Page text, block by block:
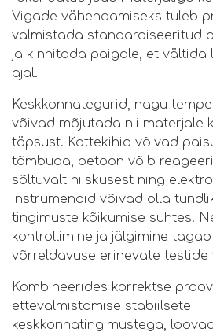
Vigade vähendamiseks tuleb
valmistada standardiseeritud
ja kinnitada paigale, et vältida
ajal.
Keskkonnategurid, nagu
võivad mõjutada nii materjale
täpsust. Kattekihid võivad
tõmbuda, betoon võib
sõltuvalt niiskusest ning
instrumendid võivad olla
tingimuste kõikumise suhtes.
kontrollimine ja jälgimine
võrreldavuse erinevate testide
Kombineerides korrektse
ettevalmistamise stabiilsete
keskkonnatingimustega,